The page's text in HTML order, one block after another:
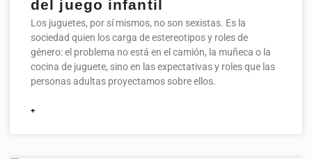
del juego infantil
Los juguetes, por sí mismos, no son sexistas. Es la
sociedad quien los carga de estereotipos y roles de
género: el problema no está en el camión, la muñeca o la
cocina de juguete, sino en las expectativas y roles que las
personas adultas proyectamos sobre ellos.
+